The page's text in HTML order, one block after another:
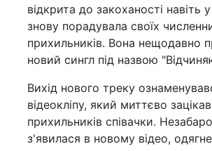
відкрита до закоханості навіть
знову порадувала своїх
прихильників. Вона нещодавно
новий сингл під назвою
Вихід нового треку
відеокліпу, який миттєво
прихильників співачки.
з'явилася в новому відео,